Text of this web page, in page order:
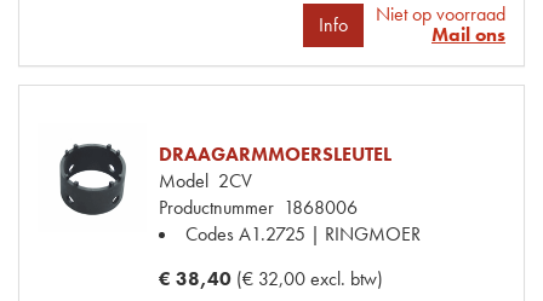
Info
Niet op voorraad
Mail ons
DRAAGARMMOERSLEUTEL
Model 2CV
Productnummer 1868006
CodesA1.2725 | RINGMOER
€ 38,40 (€ 32,00 excl. btw)